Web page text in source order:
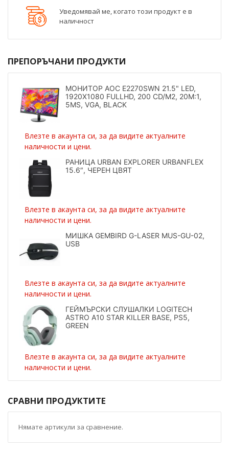
Уведомявай ме, когато този продукт е в
наличност
ПРЕПОРЪЧАНИ ПРОДУКТИ
МОНИТОР AOC E2270SWN 21.5" LED,
1920X1080 FULLHD, 200 CD/M2, 20M:1,
5MS, VGA, BLACK
Влезте в акаунта си, за да видите актуалните
наличности и цени.
РАНИЦА URBAN EXPLORER URBANFLEX
15.6″, ЧЕРЕН ЦВЯТ
Влезте в акаунта си, за да видите актуалните
наличности и цени.
МИШКА GEMBIRD G-LASER MUS-GU-02,
USB
Влезте в акаунта си, за да видите актуалните
наличности и цени.
ГЕЙМЪРСКИ СЛУШАЛКИ LOGITECH
ASTRO A10 STAR KILLER BASE, PS5,
GREEN
Влезте в акаунта си, за да видите актуалните
наличности и цени.
СРАВНИ ПРОДУКТИТЕ
Нямате артикули за сравнение.